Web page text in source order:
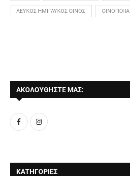
ΛΕΥΚΟΣ ΗΜΙΓΛΥΚΟΣ ΟΙΝΟΣ ΟΙΝΟΠΟΙΙΑ
ΑΚΟΛΟΥΘΗΣΤΕ ΜΑΣ:
ΚΑΤΗΓΟΡΙΕΣ